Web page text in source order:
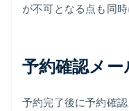
が不可となる点も同
予約確認メ
予約完了後に予約確